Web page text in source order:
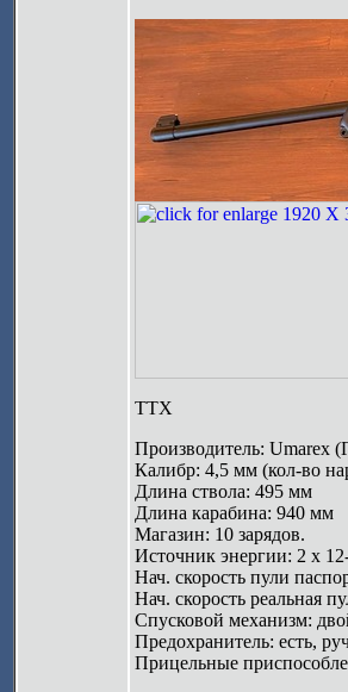
ТТХ
Производитель: Umarex
Калибр: 4,5 мм (кол-во
Длина ствола: 495 мм
Длина карабина: 940 мм
Магазин: 10 зарядов.
Источник энергии: 2 x
Нач. скорость пули
Нач. скорость реальная
Спусковой механизм:
Предохранитель: есть,
Прицельные